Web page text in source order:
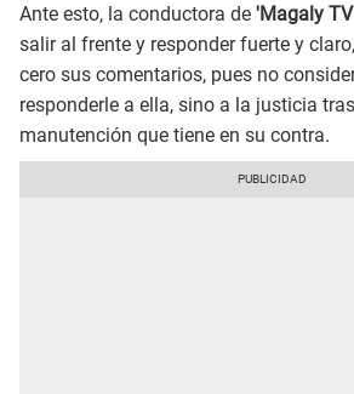
Ante esto, la conductora de 'Magaly
salir al frente y responder fuerte y
cero sus comentarios, pues no
responderle a ella, sino a la justicia
manutención que tiene en su contra.